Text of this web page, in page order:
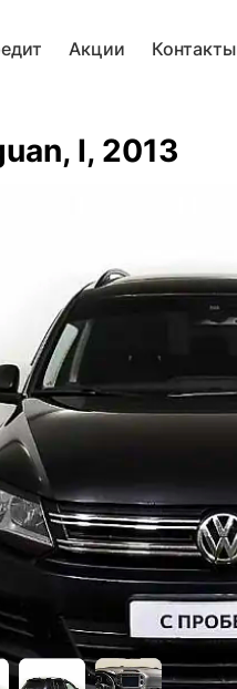
Акции Контакты
I, 2013